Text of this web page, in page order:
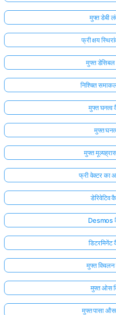
मुफ्त डेबी
फ्री क्षय
मुफ्त
निश्चित
मुफ्त
मुफ्त
मुफ्त
फ्री वेक्टर का
मुफ्त
मुफ्त ओस
मुफ्त पासा